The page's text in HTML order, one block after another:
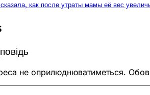
как после утраты мамы её вес
не оприлюднюватиметься.